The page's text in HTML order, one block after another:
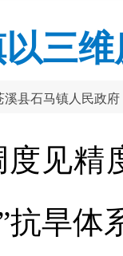
三
溪县石马镇人民政府
见精
抗旱体